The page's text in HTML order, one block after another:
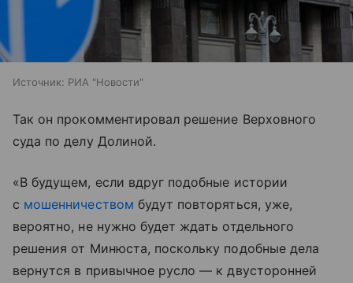
Источник: РИА "Новости"
Так он прокомментировал решение Верховного
суда по делу Долиной.
«В будущем, если вдруг подобные истории
с мошенничеством будут повторяться, уже,
вероятно, не нужно будет ждать отдельного
решения от Минюста, поскольку подобные дела
вернутся в привычное русло — к двусторонней